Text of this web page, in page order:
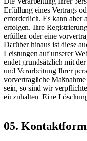
Erfüllung eines Vertrags
erforderlich. Es kann aber
erfolgen. Ihre
erfüllen oder eine
Darüber hinaus ist diese
Leistungen auf unserer
endet grundsätzlich mit
und Verarbeitung Ihrer
vorvertragliche
sein, so sind wir
einzuhalten. Eine
05.